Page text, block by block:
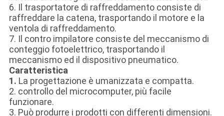
6. Il trasportatore di raffreddamento consiste di
raffreddare la catena, trasportando il motore e la
ventola di raffreddamento.
7. Il contro impilatore consiste del meccanismo di
conteggio fotoelettrico, trasportando il
meccanismo ed il dispositivo pneumatico.
Caratteristica
1. La progettazione è umanizzata e compatta.
2. controllo del microcomputer, più facile
funzionare.
3. Può produrre i prodotti con differenti dimensioni.